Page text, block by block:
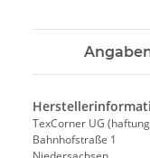
TexCorner UG
Bahnhofstraße 1